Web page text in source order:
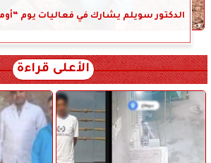
الدكتور سويلم يشارك في فعاليات يوم
الأعلى قراءة